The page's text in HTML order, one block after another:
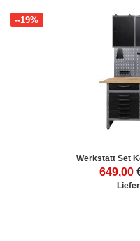
Werkstatt Set
649,00
--19%